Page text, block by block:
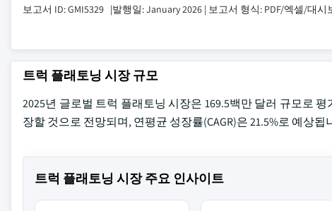
보고서 ID: GMI5329 |발행일: January 2026 | 보고서 형식: PDF/엑셀/대시
트럭 플래토닝 시장 규모
2025년 글로벌 트럭 플래토닝 시장은 169.5백만 달러 규모로
장할 것으로 전망되며, 연평균 성장률(CAGR)은 21.5%로 예상
트럭 플래토닝 시장 주요 인사이트